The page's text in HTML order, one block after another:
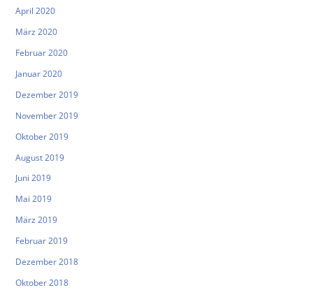
April 2020
März 2020
Februar 2020
Januar 2020
Dezember 2019
November 2019
Oktober 2019
August 2019
Juni 2019
Mai 2019
März 2019
Februar 2019
Dezember 2018
Oktober 2018